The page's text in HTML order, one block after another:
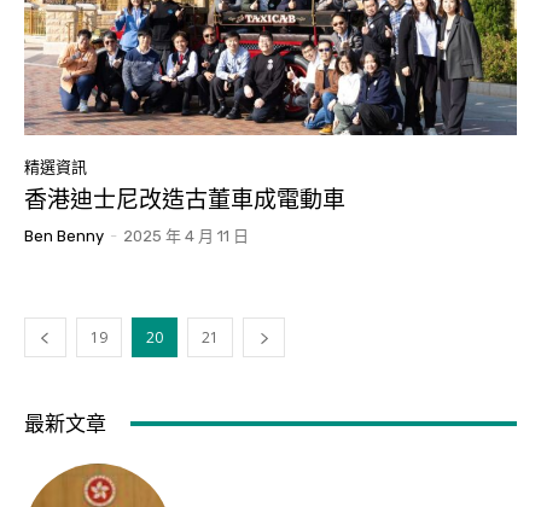
精選資訊
香港迪士尼改造古董車成電動車
Ben Benny - 2025 年 4 月 11 日
19 20 21
最新文章